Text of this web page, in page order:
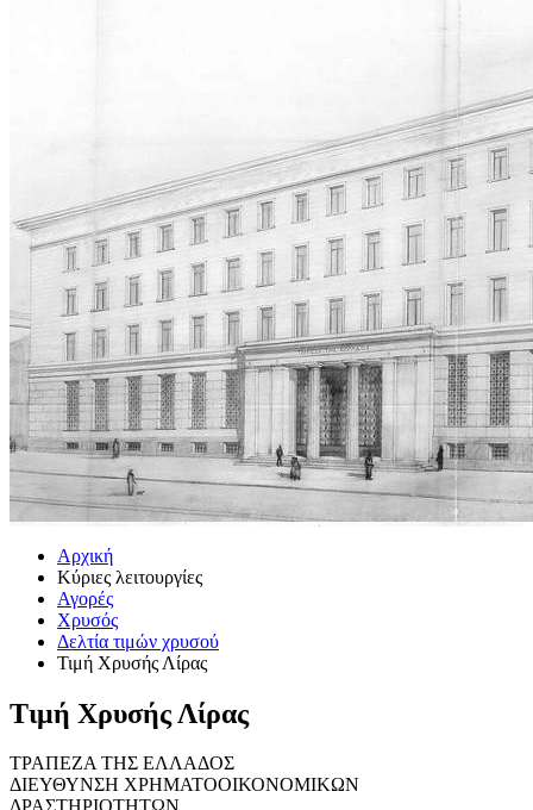
Αρχική
Κύριες λειτουργίες
Αγορές
Χρυσός
Δελτία τιμών χρυσού
Τιμή Χρυσής Λίρας
Τιμή Χρυσής Λίρας
ΤΡΑΠΕΖΑ ΤΗΣ ΕΛΛΑΔΟΣ
ΔΙΕΥΘΥΝΣΗ ΧΡΗΜΑΤΟΟΙΚΟΝΟΜΙΚΩΝ